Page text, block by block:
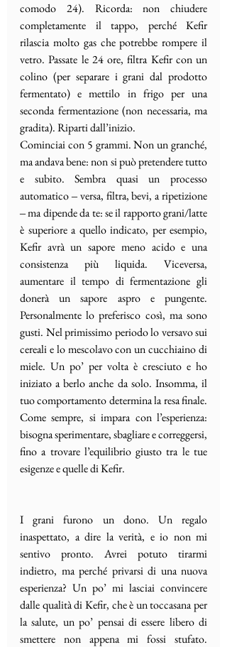
comodo 24). Ricorda: non chiudere
completamente il tappo, perché Kefir
rilascia molto gas che potrebbe rompere il
vetro. Passate le 24 ore, filtra Kefir con un
colino (per separare i grani dal prodotto
fermentato) e mettilo in frigo per una
seconda fermentazione (non necessaria, ma
gradita). Riparti dall’inizio.
Cominciai con 5 grammi. Non un granché,
ma andava bene: non si può pretendere tutto
e subito. Sembra quasi un processo
automatico ‒ versa, filtra, bevi, a ripetizione
‒ ma dipende da te: se il rapporto grani/latte
è superiore a quello indicato, per esempio,
Kefir avrà un sapore meno acido e una
consistenza più liquida. Viceversa,
aumentare il tempo di fermentazione gli
donerà un sapore aspro e pungente.
Personalmente lo preferisco così, ma sono
gusti. Nel primissimo periodo lo versavo sui
cereali e lo mescolavo con un cucchiaino di
miele. Un po’ per volta è cresciuto e ho
iniziato a berlo anche da solo. Insomma, il
tuo comportamento determina la resa finale.
Come sempre, si impara con l’esperienza:
bisogna sperimentare, sbagliare e correggersi,
fino a trovare l’equilibrio giusto tra le tue
esigenze e quelle di Kefir.
I grani furono un dono. Un regalo
inaspettato, a dire la verità, e io non mi
sentivo pronto. Avrei potuto tirarmi
indietro, ma perché privarsi di una nuova
esperienza? Un po’ mi lasciai convincere
dalle qualità di Kefir, che è un toccasana per
la salute, un po’ pensai di essere libero di
smettere non appena mi fossi stufato.